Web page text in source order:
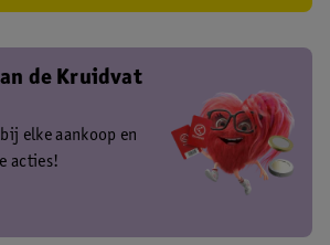
de Kruidvat
elke aankoop en
acties!